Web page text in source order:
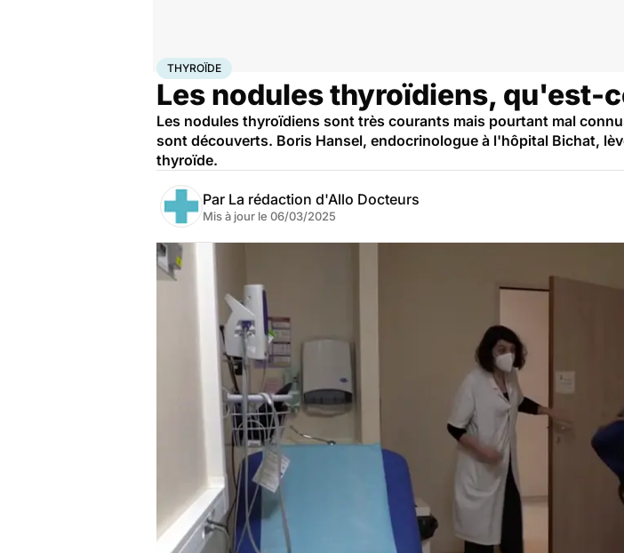
AccueilSanté Maladies
THYROÏDE
Les nodules thyroïdiens, qu'est-
Les nodules thyroïdiens sont très courants mais pourtant mal
sont découverts. Boris Hansel, endocrinologue à l'hôpital Bichat,
thyroïde.
Par La rédaction d'Allo Docteurs
Mis à jour le 06/03/2025